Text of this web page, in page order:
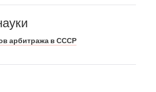
арбитража в СССР